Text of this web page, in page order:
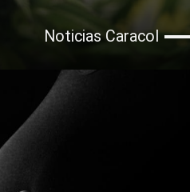
Noticias Caracol